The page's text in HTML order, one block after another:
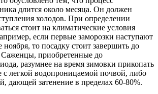
длится около месяца. Он должен
холодов. При определении
стоит на климатические условия
если первые заморозки наступают
ноября, то посадку стоит завершить до
Саженцы, приобретенные до
разумнее на время зимовки прикопать
с легкой водопроницаемой почвой, либо
дающей затенение в пределах 60-80%.